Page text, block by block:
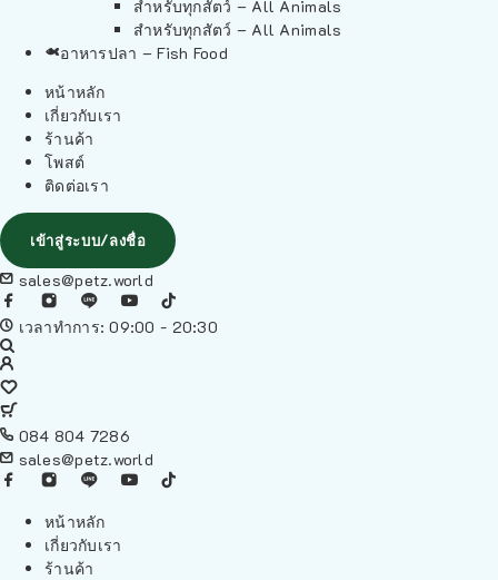
สำหรับทุกสัตว์ – All Animals
สำหรับทุกสัตว์ – All Animals
อาหารปลา – Fish Food
หน้าหลัก
เกี่ยวกับเรา
ร้านค้า
โพสต์
ติดต่อเรา
เข้าสู่ระบบ/ลงชื่อ
sales@petz.world
เวลาทำการ: 09:00 - 20:30
084 804 7286
sales@petz.world
หน้าหลัก
เกี่ยวกับเรา
ร้านค้า